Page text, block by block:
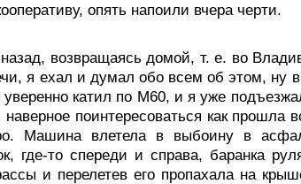
опять напоили вчера черти.
возвращаясь домой, т. е. во
я ехал и думал обо всем об этом, ну
катил по М60, и я уже
поинтересоваться как прошла
Машина влетела в выбоину в
где-то спереди и справа, баранка
и перелетев его пропахала на